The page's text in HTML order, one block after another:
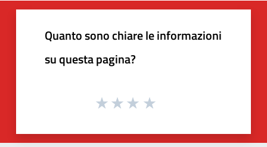
Quanto sono chiare le informazioni
su questa pagina?